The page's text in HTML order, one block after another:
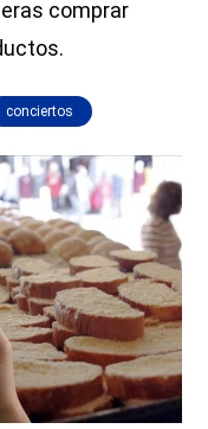
comprar
conciertos